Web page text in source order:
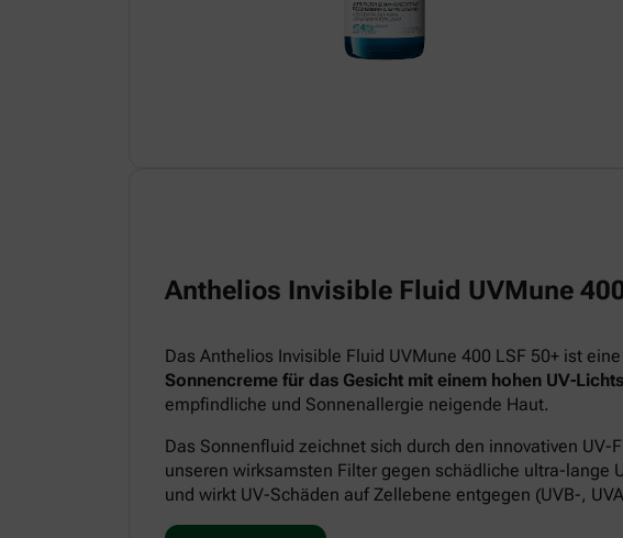
Anthelios Invisible Fluid UVMune 400
Das Anthelios Invisible Fluid UVMune 400 LSF 50+ ist eine
Sonnencreme für das Gesicht mit einem hohen UV-
empfindliche und Sonnenallergie neigende Haut.
Das Sonnenfluid zeichnet sich durch den innovativen UV-
unseren wirksamsten Filter gegen schädliche ultra-lange
und wirkt UV-Schäden auf Zellebene entgegen (UVB-,